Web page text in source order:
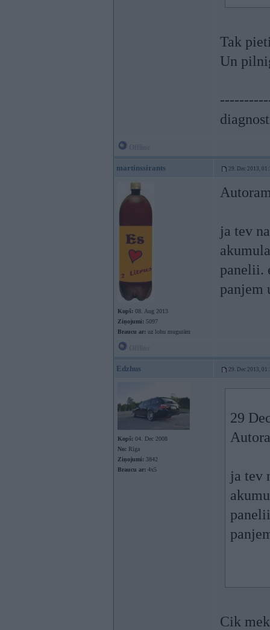
Tak
Un
martinssirants 29. Dec 2013,
Kopš: 08. Aug 2013
Ziņojumi: 5097
Braucu ar: uz lohu mugurām
ja tev
panelii.
panjem
Edzhus 29. Dec 2013,
Kopš: 04. Dec 2008
No: Rīga
Ziņojumi: 3842
Braucu ar: 4x5
29
ja tev
Cik